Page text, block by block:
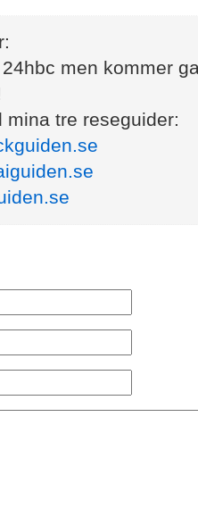
men kommer
mina tre reseguider: